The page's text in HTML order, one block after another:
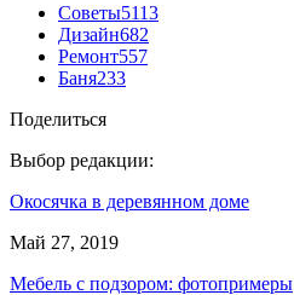
Советы5113
Дизайн682
Ремонт557
Баня233
Поделиться
Выбор редакции:
Окосячка в деревянном доме
Май 27, 2019
Мебель с подзором: фотопримеры